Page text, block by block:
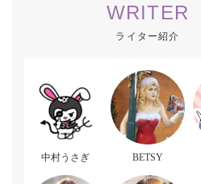
WRITER
ライター紹介
中村うさぎ BETSY